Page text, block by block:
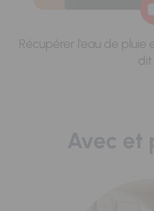
Récupérer l'eau de pluie
dit
Avec et